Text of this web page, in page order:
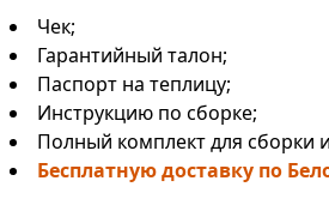
Чек;
Гарантийный талон;
Паспорт на теплицу;
Инструкцию по сборке;
Полный комплект для сборки
Бесплатную доставку по